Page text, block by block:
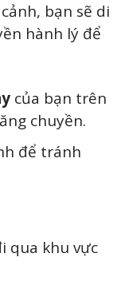
bạn sẽ di
hành lý để
của bạn trên
chuyền.
để tránh
qua khu vực